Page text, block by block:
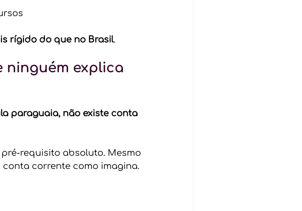
rígido do que no Brasil.
ninguém explica
paraguaia, não existe conta
requisito absoluto. Mesmo
corrente como imagina.